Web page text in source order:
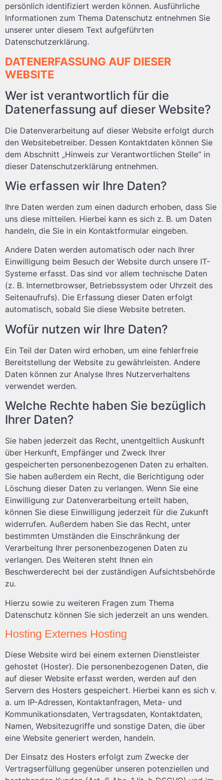
persönlich identifiziert werden können. Ausführliche
Informationen zum Thema Datenschutz entnehmen Sie
unserer unter diesem Text aufgeführten
Datenschutzerklärung.
DATENERFASSUNG AUF DIESER
WEBSITE
Wer ist verantwortlich für die
Datenerfassung auf dieser Website?
Die Datenverarbeitung auf dieser Website erfolgt durch
den Websitebetreiber. Dessen Kontaktdaten können Sie
dem Abschnitt „Hinweis zur Verantwortlichen Stelle“ in
dieser Datenschutzerklärung entnehmen.
Wie erfassen wir Ihre Daten?
Ihre Daten werden zum einen dadurch erhoben, dass Sie
uns diese mitteilen. Hierbei kann es sich z. B. um Daten
handeln, die Sie in ein Kontaktformular eingeben.
Andere Daten werden automatisch oder nach Ihrer
Einwilligung beim Besuch der Website durch unsere IT-
Systeme erfasst. Das sind vor allem technische Daten
(z. B. Internetbrowser, Betriebssystem oder Uhrzeit des
Seitenaufrufs). Die Erfassung dieser Daten erfolgt
automatisch, sobald Sie diese Website betreten.
Wofür nutzen wir Ihre Daten?
Ein Teil der Daten wird erhoben, um eine fehlerfreie
Bereitstellung der Website zu gewährleisten. Andere
Daten können zur Analyse Ihres Nutzerverhaltens
verwendet werden.
Welche Rechte haben Sie bezüglich
Ihrer Daten?
Sie haben jederzeit das Recht, unentgeltlich Auskunft
über Herkunft, Empfänger und Zweck Ihrer
gespeicherten personenbezogenen Daten zu erhalten.
Sie haben außerdem ein Recht, die Berichtigung oder
Löschung dieser Daten zu verlangen. Wenn Sie eine
Einwilligung zur Datenverarbeitung erteilt haben,
können Sie diese Einwilligung jederzeit für die Zukunft
widerrufen. Außerdem haben Sie das Recht, unter
bestimmten Umständen die Einschränkung der
Verarbeitung Ihrer personenbezogenen Daten zu
verlangen. Des Weiteren steht Ihnen ein
Beschwerderecht bei der zuständigen Aufsichtsbehörde
zu.
Hierzu sowie zu weiteren Fragen zum Thema
Datenschutz können Sie sich jederzeit an uns wenden.
Hosting Externes Hosting
Diese Website wird bei einem externen Dienstleister
gehostet (Hoster). Die personenbezogenen Daten, die
auf dieser Website erfasst werden, werden auf den
Servern des Hosters gespeichert. Hierbei kann es sich v.
a. um IP-Adressen, Kontaktanfragen, Meta- und
Kommunikationsdaten, Vertragsdaten, Kontaktdaten,
Namen, Websitezugriffe und sonstige Daten, die über
eine Website generiert werden, handeln.
Der Einsatz des Hosters erfolgt zum Zwecke der
Vertragserfüllung gegenüber unseren potenziellen und